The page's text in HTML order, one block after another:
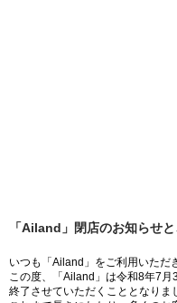
「Ailand」閉店のお知らせ
いつも「Ailand」をご利用いただ
この度、「Ailand」は令和8年7
終了させていただくこととなりま